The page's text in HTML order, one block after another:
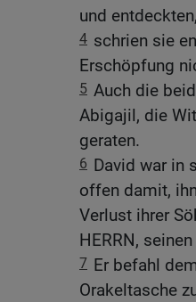
und
4 schrien sie
Erschöpfung
5 Auch die
Abigajil, die
geraten.
6 David war in
offen damit,
Verlust ihrer
HERRN,
7 Er befahl
Orakeltasche